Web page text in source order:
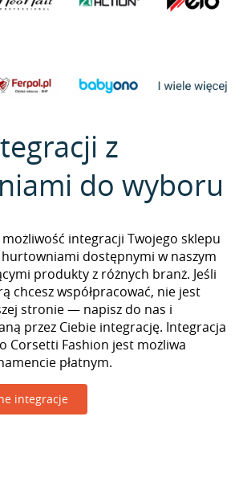
z
do wyboru
możliwość integracji Twojego sklepu
dostępnymi w naszym
produkty z różnych branż. Jeśli
chcesz współpracować, nie jest
stronie — napisz do nas i
przez Ciebie integrację. Integracja
Corsetti Fashion jest możliwa
płatnym.
integracje